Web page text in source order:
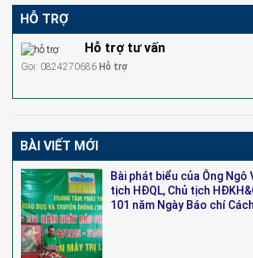
HỖ TRỢ
Hỗ trợ tư vấn
Gọi: 0824270686 Hỗ trợ
BÀI VIẾT MỚI
Bài phát biểu của Ông Ngô
tịch HĐQL, Chủ tịch
101 năm Ngày Báo chí